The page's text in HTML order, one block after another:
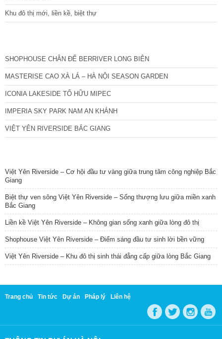
Khu đô thị mới, liền kề, biệt thự
SHOPHOUSE CHÂN ĐẾ BERRIVER LONG BIÊN
MASTERISE CAO XÀ LÁ – HÀ NỘI SEASON GARDEN
ICONIA LAKESIDE TỐ HỮU MIPEC
IMPERIA SKY PARK NAM AN KHÁNH
VIỆT YÊN RIVERSIDE BẮC GIANG
Việt Yên Riverside – Cơ hội đầu tư vàng giữa trung tâm công nghiệp Bắc
Giang
Biệt thự ven sông Việt Yên Riverside – Sống thượng lưu giữa miền xanh
Bắc Giang
Liền kề Việt Yên Riverside – Không gian sống xanh giữa lòng đô thị
Shophouse Việt Yên Riverside – Điểm sáng đầu tư sinh lời bền vững
Việt Yên Riverside – Khu đô thị sinh thái đẳng cấp giữa lòng Bắc Giang
Trang chủ Tin tức Dự án Pháp lý Liên hệ